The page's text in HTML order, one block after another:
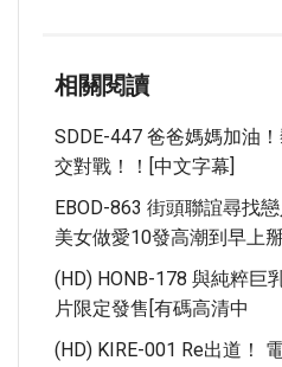
相關閱讀
SDDE-447 爸爸媽媽加油
交對戰！！[中文字幕]
EBOD-863 街頭聯誼尋找
美女做愛10發高潮到早上
(HD) HONB-178 與純粹巨
片限定發售[有碼高清中
(HD) KIRE-001 Re出道！